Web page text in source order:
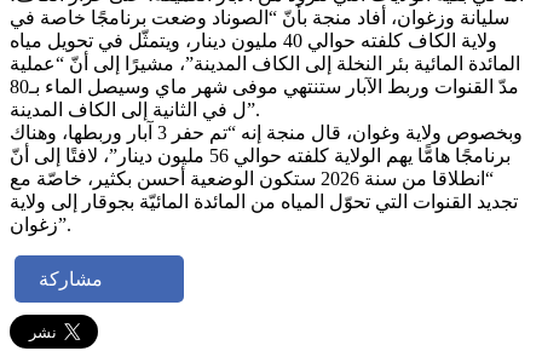
سليانة وزغوان، أفاد منجة بأنّ “الصوناد وضعت برنامجًا خاصة في
ولاية الكاف كلفته حوالي 40 مليون دينار، ويتمثّل في تحويل مياه
المائدة المائية بئر النخلة إلى الكاف المدينة”، مشيرًا إلى أنّ “عملية
مدّ القنوات وربط الآبار ستنتهي موفى شهر ماي وسيصل الماء بـ80
ل في الثانية إلى الكاف المدينة”.
وبخصوص ولاية وغوان، قال منجة إنه “تم حفر 3 آبار وربطها، وهناك
برنامجًا هامًّا يهم الولاية كلفته حوالي 56 مليون دينار”، لافتًا إلى أنّ
“انطلاقا من سنة 2026 ستكون الوضعية أحسن بكثير، خاصّة مع
تجديد القنوات التي تحوّل المياه من المائدة المائيّة بجوقار إلى ولاية
زغوان”.
مشاركة